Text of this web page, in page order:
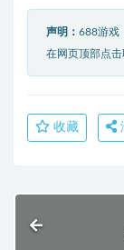
声明： 688游戏
在网页顶部点击
收藏